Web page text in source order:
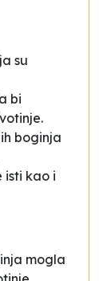
su
bi
boginja
isti kao i
mogla